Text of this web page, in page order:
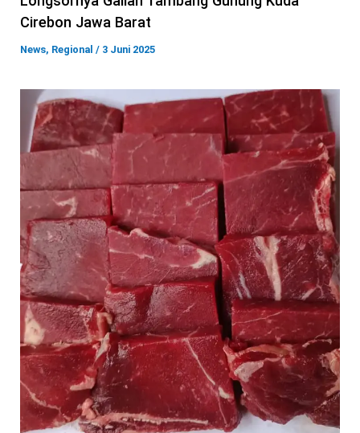
Cirebon Jawa Barat
News, Regional / 3 Juni 2025